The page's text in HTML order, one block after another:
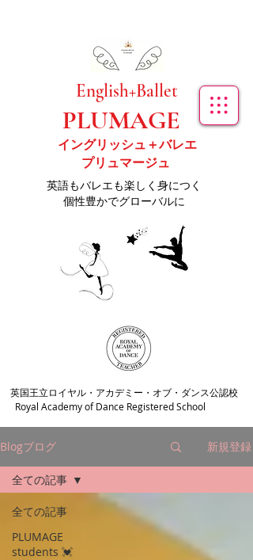
イングリッシュ＋バレエ
​English+Ballet
PLUMAGE
プリュマージュ
​英語もバレエも楽しく身につく
個性豊かでグローバルに
​英国王立ロイヤル・アカデミー・オブ・ダンス公認校
Royal Academy of Dance Registered School
Blogブログ 新規登録
全ての記事
PLUMAGE
students 💓
全ての記事